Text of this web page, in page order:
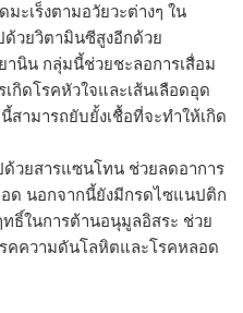
ะเร็งตามอวัยวะต่างๆ ใน
ด้วยวิตามินซีสูงอีกด้วย
านิน กลุ่มนี้ช่วยชะลอการเสื่อม
กิดโรคหัวใจและเส้นเลือดอุด
ามารถยับยั้งเชื้อที่จะทำให้เกิด
วยสารแซนโทน ช่วยลดอาการ
อด นอกจากนี้ยังมีกรดไซแนปติก
ธิ์ในการต้านอนุมูลอิสระ ช่วย
คความดันโลหิตและโรคหลอด